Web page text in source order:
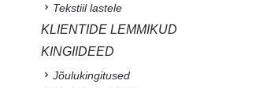
Tekstiil lastele
KLIENTIDE LEMMIKUD
KINGIIDEED
Jõulukingitused